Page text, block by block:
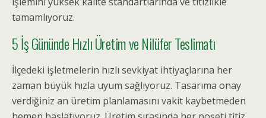
tamamlıyoruz.
5 İş Gününde Hızlı Üretim ve Nilüfer Teslimatı
İlçedeki işletmelerin hızlı sevkiyat ihtiyaçlarına her
zaman büyük hızla uyum sağlıyoruz. Tasarıma onay
verdiğiniz an üretim planlamasını vakit kaybetmeden